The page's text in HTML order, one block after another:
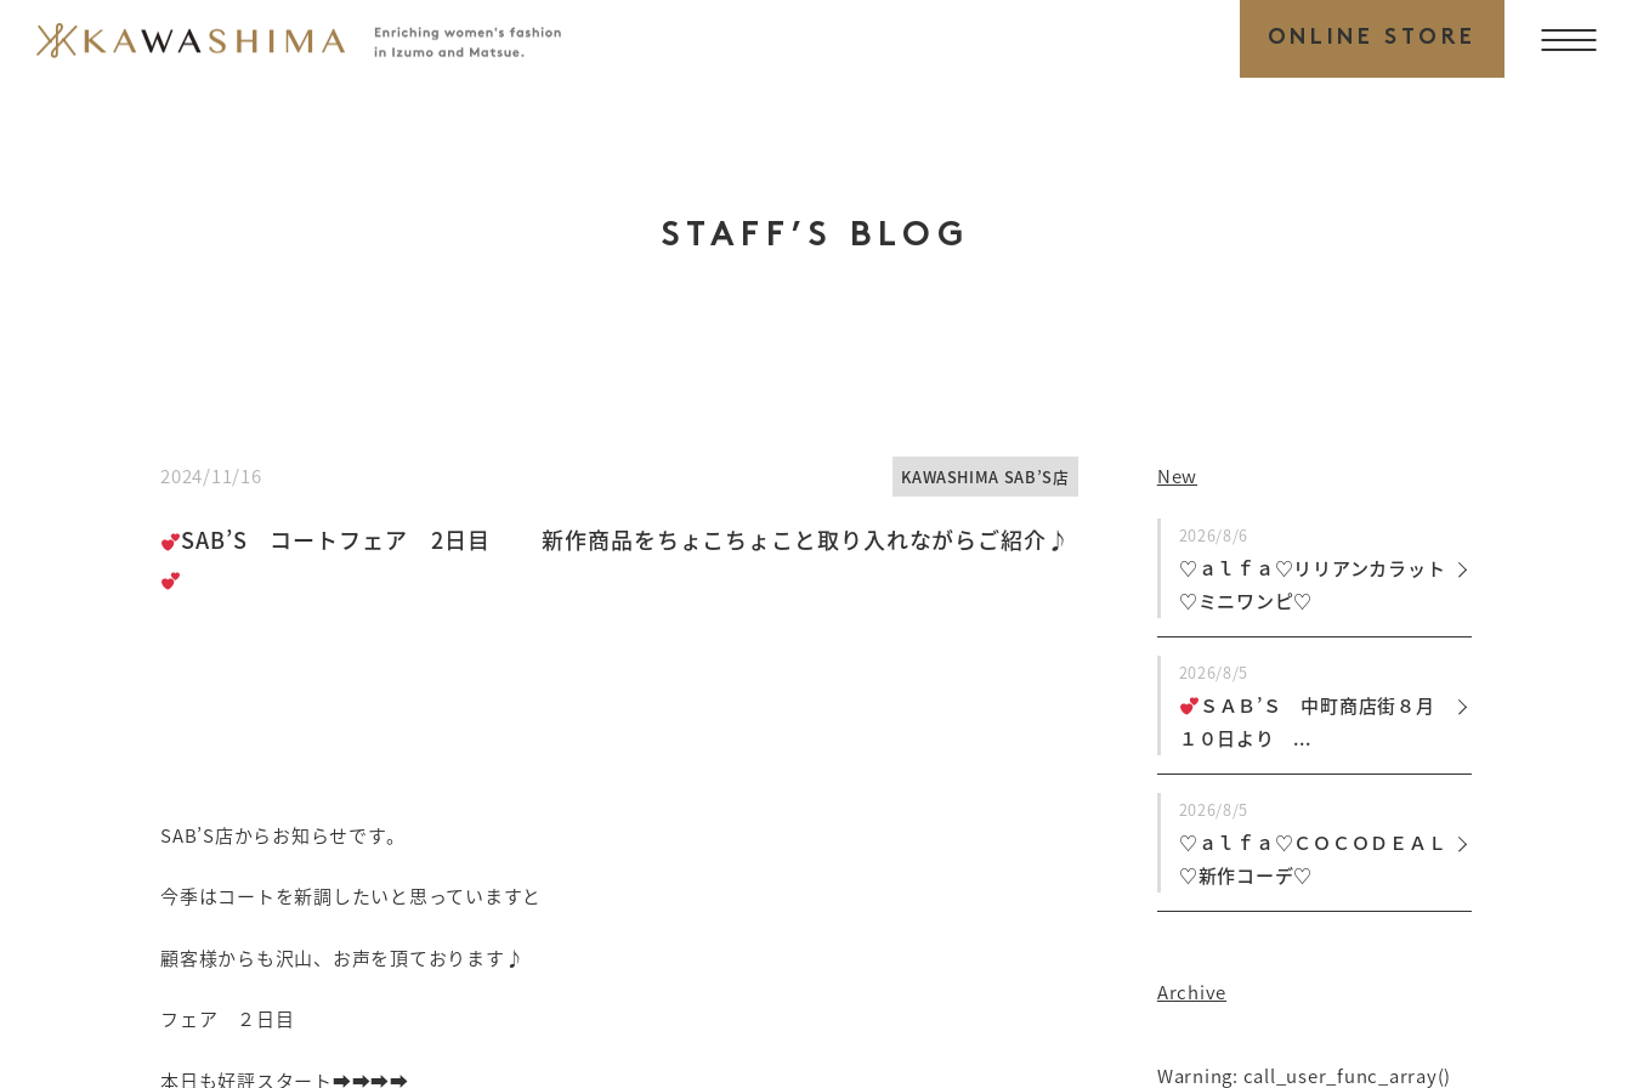
ONLINE STORE
STAFF’S BLOG
2024/11/16 KAWASHIMA SAB’S店
SAB’S コートフェア 2日目 新作商品をちょこちょこと取り入れながらご紹介♪
SAB’S店からお知らせです。
今季はコートを新調したいと思っていますと
顧客様からも沢山、お声を頂ております♪
フェア ２日目
本日も好評スタート➡➡➡➡
New
2026/8/6
♡ａｌｆａ♡リリアンカラット
♡ミニワンピ♡
2026/8/5
ＳＡＢ’Ｓ 中町商店街８月
１０日より ...
2026/8/5
♡ａｌｆａ♡ＣＯＣＯＤＥＡＬ
♡新作コーデ♡
Archive
Warning: call_user_func_array()